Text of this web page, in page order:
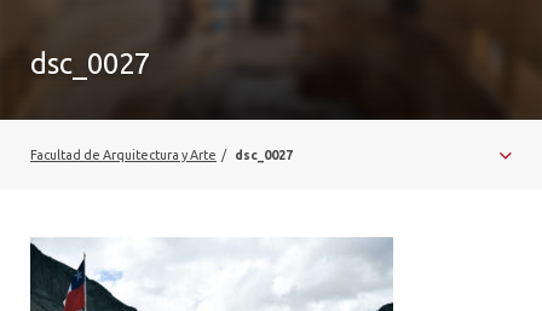
VINCULACIÓN CON EL MEDIO
ALUMNI
dsc_0027
Facultad de Arquitectura y Arte / dsc_0027